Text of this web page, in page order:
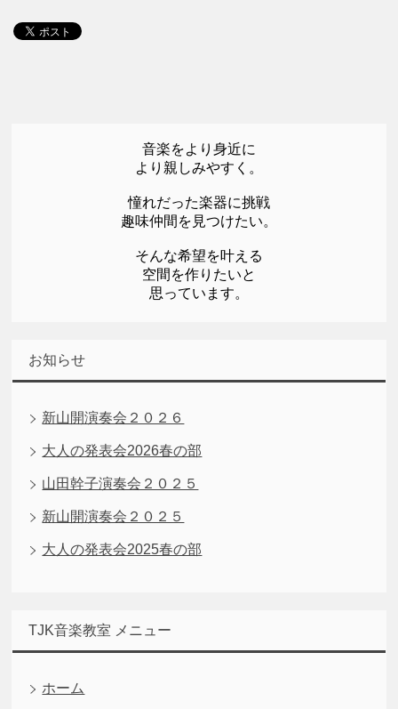
音楽をより身近に
より親しみやすく。
憧れだった楽器に挑戦
趣味仲間を見つけたい。
そんな希望を叶える
空間を作りたいと
思っています。
お知らせ
新山開演奏会２０２６
大人の発表会2026春の部
山田幹子演奏会２０２５
新山開演奏会２０２５
大人の発表会2025春の部
TJK音楽教室 メニュー
ホーム